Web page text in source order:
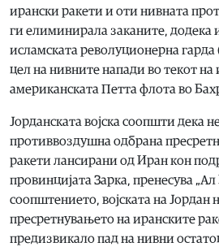
ирански ракети и оти нивната
ги елиминирала заканите, додека
исламската револуционерна
цел на нивните напади во текот
американската Петта флота во
Јорданската војска соопшти дека
противвоздушна одбрана
ракети лансирани од Иран кон
провинцијата Зарка, пренесува
соопштението, војската на Јордан
пресретнувањето на иранските
предизвикало пад на нивни